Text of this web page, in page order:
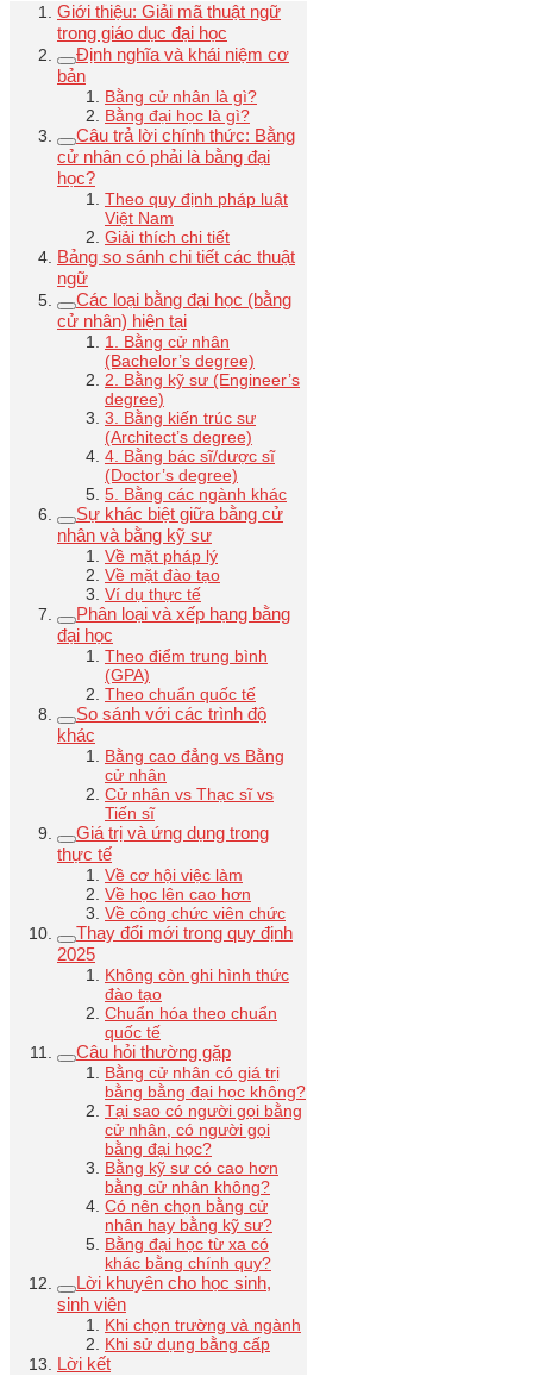
Giới thiệu: Giải mã thuật ngữ
trong giáo dục đại học
Định nghĩa và khái niệm cơ
bản
Bằng cử nhân là gì?
Bằng đại học là gì?
Câu trả lời chính thức: Bằng
cử nhân có phải là bằng đại
học?
Theo quy định pháp luật
Việt Nam
Giải thích chi tiết
Bảng so sánh chi tiết các thuật
ngữ
Các loại bằng đại học (bằng
cử nhân) hiện tại
1. Bằng cử nhân
(Bachelor’s degree)
2. Bằng kỹ sư (Engineer’s
degree)
3. Bằng kiến trúc sư
(Architect’s degree)
4. Bằng bác sĩ/dược sĩ
(Doctor’s degree)
5. Bằng các ngành khác
Sự khác biệt giữa bằng cử
nhân và bằng kỹ sư
Về mặt pháp lý
Về mặt đào tạo
Ví dụ thực tế
Phân loại và xếp hạng bằng
đại học
Theo điểm trung bình
(GPA)
Theo chuẩn quốc tế
So sánh với các trình độ
khác
Bằng cao đẳng vs Bằng
cử nhân
Cử nhân vs Thạc sĩ vs
Tiến sĩ
Giá trị và ứng dụng trong
thực tế
Về cơ hội việc làm
Về học lên cao hơn
Về công chức viên chức
Thay đổi mới trong quy định
2025
Không còn ghi hình thức
đào tạo
Chuẩn hóa theo chuẩn
quốc tế
Câu hỏi thường gặp
Bằng cử nhân có giá trị
bằng bằng đại học không?
Tại sao có người gọi bằng
cử nhân, có người gọi
bằng đại học?
Bằng kỹ sư có cao hơn
bằng cử nhân không?
Có nên chọn bằng cử
nhân hay bằng kỹ sư?
Bằng đại học từ xa có
khác bằng chính quy?
Lời khuyên cho học sinh,
sinh viên
Khi chọn trường và ngành
Khi sử dụng bằng cấp
Lời kết